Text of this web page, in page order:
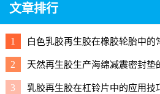
文章排行
1 白色乳胶再生胶在橡胶轮胎中的
2 天然再生胶生产海绵减震密封垫
3 乳胶再生胶在杠铃片中的应用技